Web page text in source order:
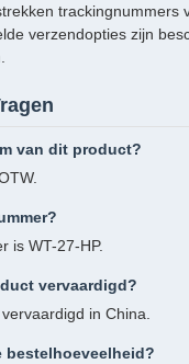
trackingnummers
verzendopties zijn
van dit product?
is WT-27-HP.
vervaardigd?
in China.
bestelhoeveelheid?